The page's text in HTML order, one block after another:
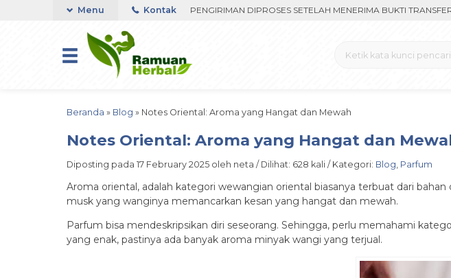
RESPON ORDER VIA WHATSAPP. PENGIRIMAN DIPROSES SETELAH MENERIMA BUKTI TRANSFER
Menu Kontak
Beranda » Blog » Notes Oriental: Aroma yang Hangat dan Mewah
Notes Oriental: Aroma yang Hangat dan
Diposting pada 17 February 2025 oleh neta / Dilihat: 628 kali / Kategori: Blog, Parfum
Aroma oriental, adalah kategori wewangian oriental biasanya terbuat dari
musk yang wanginya memancarkan kesan yang hangat dan mewah.
Parfum bisa mendeskripsikan diri seseorang. Sehingga, perlu memahami
yang enak, pastinya ada banyak aroma minyak wangi yang terjual.